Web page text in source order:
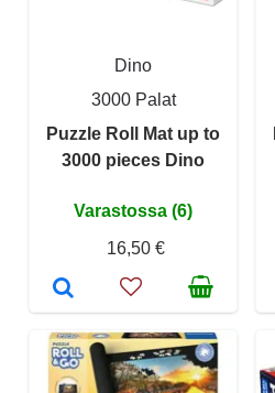
Dino
3000 Palat
Puzzle Roll Mat up to
3000 pieces Dino
Varastossa (6)
16,50 €